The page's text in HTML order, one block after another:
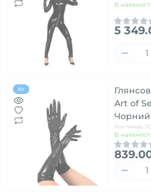
В наявності
5
Хіт
Art of
Чорний
Код товару:
В наявності